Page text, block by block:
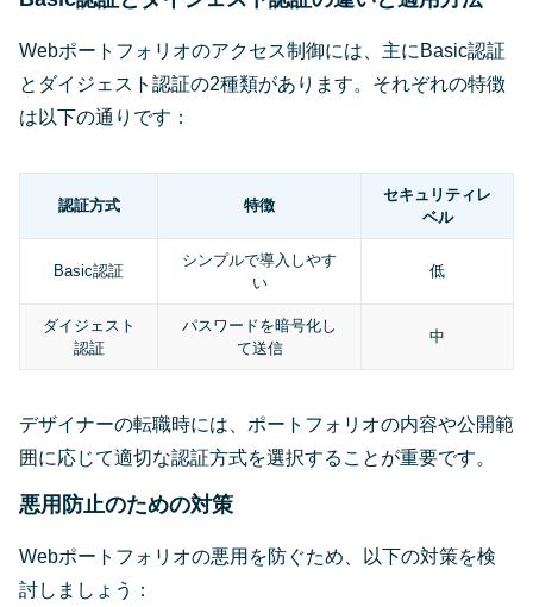
Webポートフォリオのアクセス制御には、主にBasic認証
とダイジェスト認証の2種類があります。それぞれの特徴
は以下の通りです：
認証方式 特徴
セキュリティレ
ベル
Basic認証
シンプルで導入しやす
い
低
ダイジェスト
認証
パスワードを暗号化し
て送信
中
デザイナーの転職時には、ポートフォリオの内容や公開範
囲に応じて適切な認証方式を選択することが重要です。
悪用防止のための対策
Webポートフォリオの悪用を防ぐため、以下の対策を検
討しましょう：